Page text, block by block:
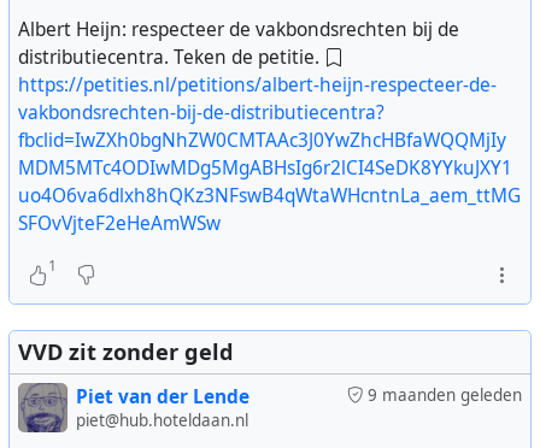
Albert Heijn: respecteer de vakbondsrechten bij de
distributiecentra. Teken de petitie.
https://petities.nl/petitions/albert-heijn-respecteer-de-
vakbondsrechten-bij-de-distributiecentra?
fbclid=IwZXh0bgNhZW0CMTAAc3J0YwZhcHBfaWQQMjIy
MDM5MTc4ODIwMDg5MgABHsIg6r2lCI4SeDK8YYkuJXY1
uo4O6va6dlxh8hQKz3NFswB4qWtaWHcntnLa_aem_ttMG
SFOvVjteF2eHeAmWSw
1
VVD zit zonder geld
9 maanden geleden
Piet van der Lende
piet@hub.hoteldaan.nl